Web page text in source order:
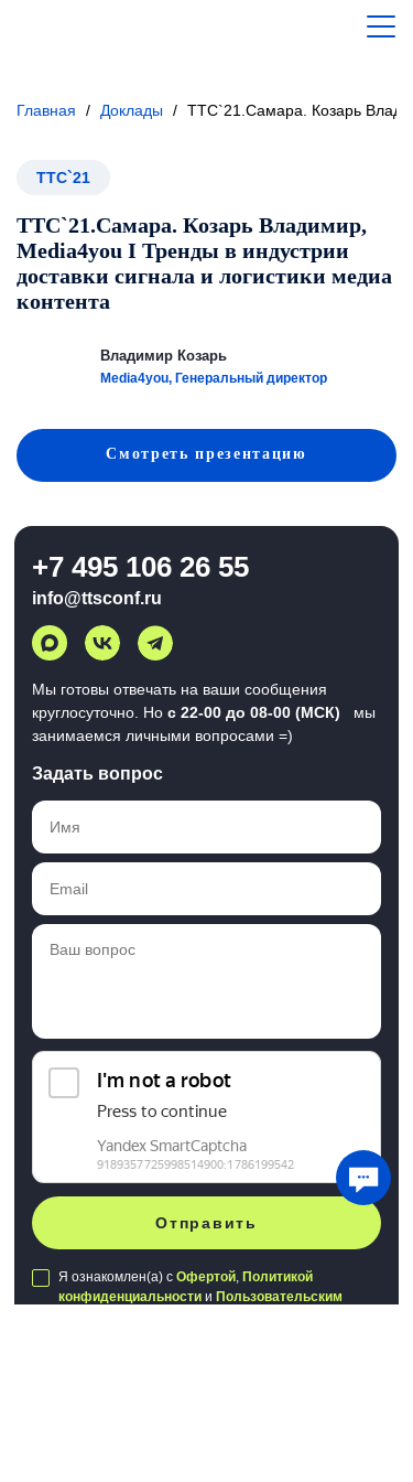
Главная / Доклады / ТТС`21.Самара. Козарь
ТТС`21
ТТС`21.Самара. Козарь Владимир,
Media4you I Тренды в индустрии
доставки сигнала и логистики медиа
контента
Владимир Козарь
Media4you, Генеральный директор
Смотретьпрезентацию
+7 495 106 26 55
info@ttsconf.ru
Мы готовы отвечать на ваши сообщения
круглосуточно. Но с 22-00 до 08-00 (МСК)
мы
занимаемся личными вопросами =)
Задать вопрос
Отправить
Я ознакомлен(а) с Офертой, Политикой
конфиденциальности и Пользовательским